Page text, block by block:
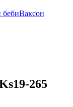
Ваксон
265